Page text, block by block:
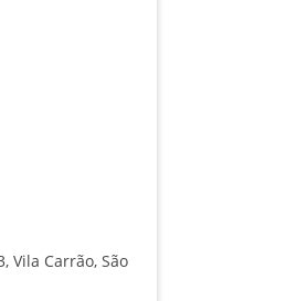
Vila Carrão, São